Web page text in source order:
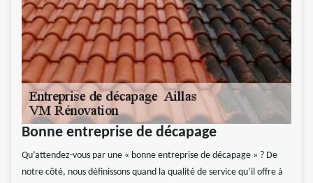
Bonne entreprise de décapage
Qu’attendez-vous par une « bonne entreprise de décapage » ? De
notre côté, nous définissons quand la qualité de service qu’il offre à